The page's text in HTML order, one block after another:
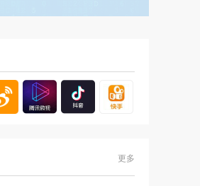
更多